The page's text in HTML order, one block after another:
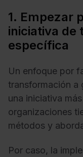
1. Empezar
iniciativa de
específica
Un enfoque por
transformación a
una iniciativa
organizaciones
métodos y
Por caso, la